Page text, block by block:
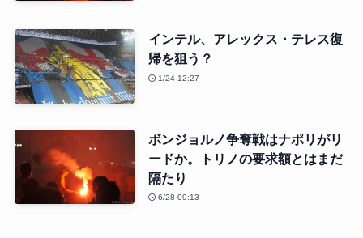
インテル、アレックス・テレス復
帰を狙う？
1/24 12:27
ボンジョルノ争奪戦はナポリがリ
ードか。トリノの要求額とはまだ
隔たり
6/28 09:13